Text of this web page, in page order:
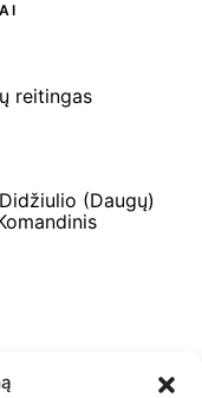
reitingas
(Daugų)